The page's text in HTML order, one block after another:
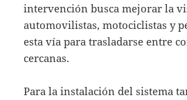
intervención busca mejorar la
automovilistas, motociclistas y
esta vía para trasladarse entre
cercanas.
Para la instalación del sistema